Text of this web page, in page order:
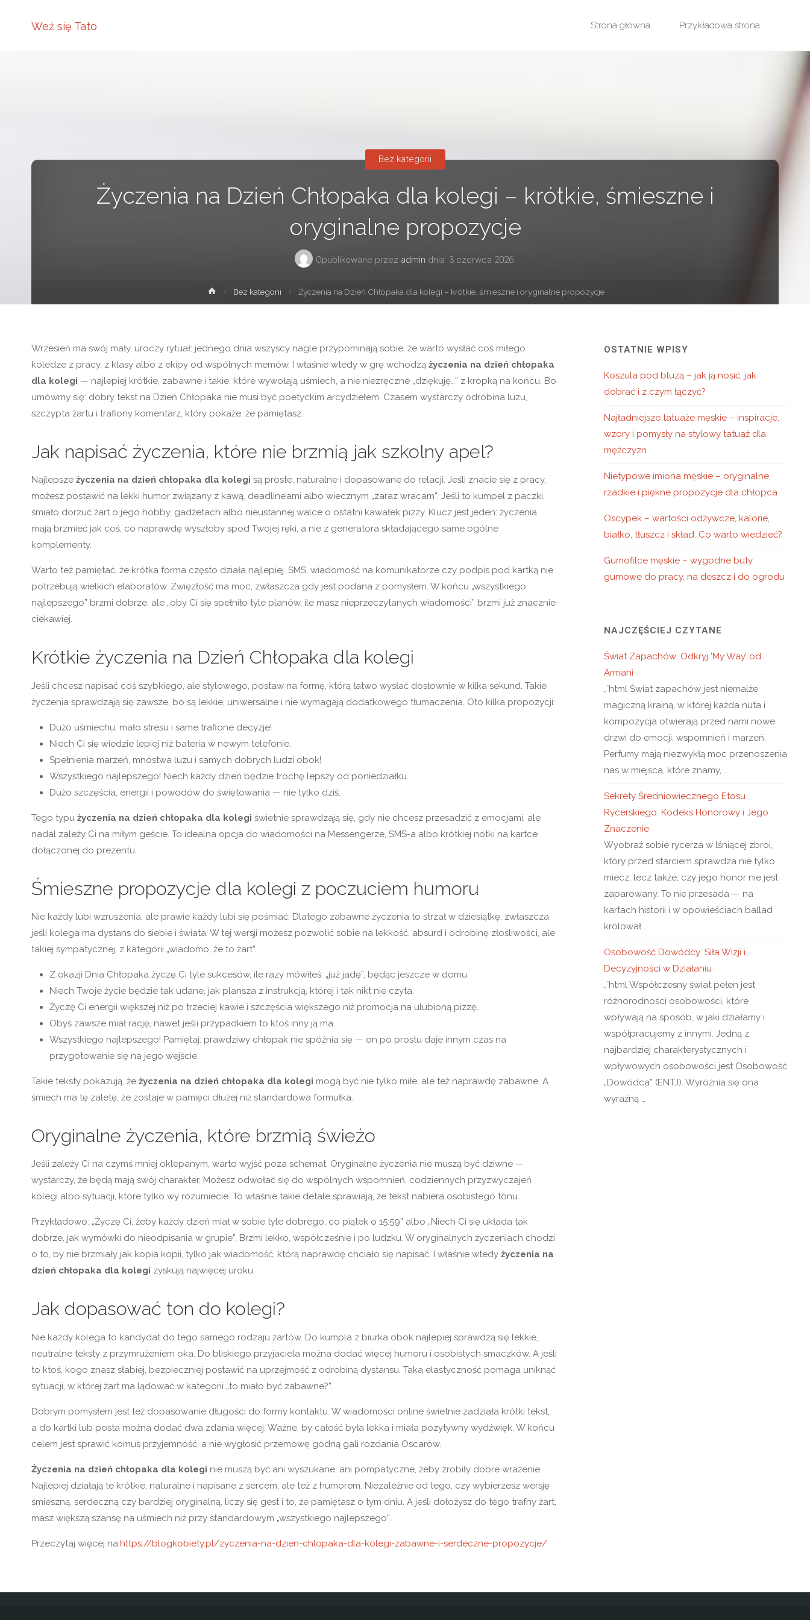
Weź się Tato Strona główna Przykładowa strona
Życzenia na Dzień Chłopaka dla kolegi – krótkie, śmieszne i
oryginalne propozycje
Opublikowane przez admin dnia 3 czerwca 2026
Bez kategorii
Strona
główna
Bez kategorii Życzenia na Dzień Chłopaka dla kolegi – krótkie, śmieszne i oryginalne propozycje
Wrzesień ma swój mały, uroczy rytuał: jednego dnia wszyscy nagle przypominają sobie, że warto wysłać coś miłego
koledze z pracy, z klasy albo z ekipy od wspólnych memów. I właśnie wtedy w grę wchodzą życzenia na dzień chłopaka
dla kolegi — najlepiej krótkie, zabawne i takie, które wywołają uśmiech, a nie niezręczne „dziękuję…” z kropką na końcu. Bo
umówmy się: dobry tekst na Dzień Chłopaka nie musi być poetyckim arcydziełem. Czasem wystarczy odrobina luzu,
szczypta żartu i trafiony komentarz, który pokaże, że pamiętasz.
Jak napisać życzenia, które nie brzmią jak szkolny apel?
Najlepsze życzenia na dzień chłopaka dla kolegi są proste, naturalne i dopasowane do relacji. Jeśli znacie się z pracy,
możesz postawić na lekki humor związany z kawą, deadline’ami albo wiecznym „zaraz wracam”. Jeśli to kumpel z paczki,
śmiało dorzuć żart o jego hobby, gadżetach albo nieustannej walce o ostatni kawałek pizzy. Klucz jest jeden: życzenia
mają brzmieć jak coś, co naprawdę wyszłoby spod Twojej ręki, a nie z generatora składającego same ogólne
komplementy.
Warto też pamiętać, że krótka forma często działa najlepiej. SMS, wiadomość na komunikatorze czy podpis pod kartką nie
potrzebują wielkich elaboratów. Zwięzłość ma moc, zwłaszcza gdy jest podana z pomysłem. W końcu „wszystkiego
najlepszego” brzmi dobrze, ale „oby Ci się spełniło tyle planów, ile masz nieprzeczytanych wiadomości” brzmi już znacznie
ciekawiej.
Krótkie życzenia na Dzień Chłopaka dla kolegi
Jeśli chcesz napisać coś szybkiego, ale stylowego, postaw na formę, którą łatwo wysłać dosłownie w kilka sekund. Takie
życzenia sprawdzają się zawsze, bo są lekkie, uniwersalne i nie wymagają dodatkowego tłumaczenia. Oto kilka propozycji:
Dużo uśmiechu, mało stresu i same trafione decyzje!
Niech Ci się wiedzie lepiej niż bateria w nowym telefonie.
Spełnienia marzeń, mnóstwa luzu i samych dobrych ludzi obok!
Wszystkiego najlepszego! Niech każdy dzień będzie trochę lepszy od poniedziałku.
Dużo szczęścia, energii i powodów do świętowania — nie tylko dziś.
Tego typu życzenia na dzień chłopaka dla kolegi świetnie sprawdzają się, gdy nie chcesz przesadzić z emocjami, ale
nadal zależy Ci na miłym geście. To idealna opcja do wiadomości na Messengerze, SMS-a albo krótkiej notki na kartce
dołączonej do prezentu.
Śmieszne propozycje dla kolegi z poczuciem humoru
Nie każdy lubi wzruszenia, ale prawie każdy lubi się pośmiać. Dlatego zabawne życzenia to strzał w dziesiątkę, zwłaszcza
jeśli kolega ma dystans do siebie i świata. W tej wersji możesz pozwolić sobie na lekkość, absurd i odrobinę złośliwości, ale
takiej sympatycznej, z kategorii „wiadomo, że to żart”.
Z okazji Dnia Chłopaka życzę Ci tyle sukcesów, ile razy mówiłeś: „już jadę”, będąc jeszcze w domu.
Niech Twoje życie będzie tak udane, jak plansza z instrukcją, której i tak nikt nie czyta.
Życzę Ci energii większej niż po trzeciej kawie i szczęścia większego niż promocja na ulubioną pizzę.
Obyś zawsze miał rację, nawet jeśli przypadkiem to ktoś inny ją ma.
Wszystkiego najlepszego! Pamiętaj: prawdziwy chłopak nie spóźnia się — on po prostu daje innym czas na
przygotowanie się na jego wejście.
Takie teksty pokazują, że życzenia na dzień chłopaka dla kolegi mogą być nie tylko miłe, ale też naprawdę zabawne. A
śmiech ma tę zaletę, że zostaje w pamięci dłużej niż standardowa formułka.
Oryginalne życzenia, które brzmią świeżo
Jeśli zależy Ci na czymś mniej oklepanym, warto wyjść poza schemat. Oryginalne życzenia nie muszą być dziwne —
wystarczy, że będą mają swój charakter. Możesz odwołać się do wspólnych wspomnień, codziennych przyzwyczajeń
kolegi albo sytuacji, które tylko wy rozumiecie. To właśnie takie detale sprawiają, że tekst nabiera osobistego tonu.
Przykładowo: „Życzę Ci, żeby każdy dzień miał w sobie tyle dobrego, co piątek o 15:59” albo „Niech Ci się układa tak
dobrze, jak wymówki do nieodpisania w grupie”. Brzmi lekko, współcześnie i po ludzku. W oryginalnych życzeniach chodzi
o to, by nie brzmiały jak kopia kopii, tylko jak wiadomość, którą naprawdę chciało się napisać. I właśnie wtedy życzenia na
dzień chłopaka dla kolegi zyskują najwięcej uroku.
Jak dopasować ton do kolegi?
Nie każdy kolega to kandydat do tego samego rodzaju żartów. Do kumpla z biurka obok najlepiej sprawdzą się lekkie,
neutralne teksty z przymrużeniem oka. Do bliskiego przyjaciela można dodać więcej humoru i osobistych smaczków. A jeśli
to ktoś, kogo znasz słabiej, bezpieczniej postawić na uprzejmość z odrobiną dystansu. Taka elastyczność pomaga uniknąć
sytuacji, w której żart ma lądować w kategorii „to miało być zabawne?”.
Dobrym pomysłem jest też dopasowanie długości do formy kontaktu. W wiadomości online świetnie zadziała krótki tekst,
a do kartki lub posta można dodać dwa zdania więcej. Ważne, by całość była lekka i miała pozytywny wydźwięk. W końcu
celem jest sprawić komuś przyjemność, a nie wygłosić przemowę godną gali rozdania Oscarów.
Życzenia na dzień chłopaka dla kolegi nie muszą być ani wyszukane, ani pompatyczne, żeby zrobiły dobre wrażenie.
Najlepiej działają te krótkie, naturalne i napisane z sercem, ale też z humorem. Niezależnie od tego, czy wybierzesz wersję
śmieszną, serdeczną czy bardziej oryginalną, liczy się gest i to, że pamiętasz o tym dniu. A jeśli dołożysz do tego trafny żart,
masz większą szansę na uśmiech niż przy standardowym „wszystkiego najlepszego”.
Przeczytaj więcej na:https://blogkobiety.pl/zyczenia-na-dzien-chlopaka-dla-kolegi-zabawne-i-serdeczne-propozycje/
OSTATNIE WPISY
Koszula pod bluzą – jak ją nosić, jak
dobrać i z czym łączyć?
Najładniejsze tatuaże męskie – inspiracje,
wzory i pomysły na stylowy tatuaż dla
mężczyzn
Nietypowe imiona męskie – oryginalne,
rzadkie i piękne propozycje dla chłopca
Oscypek – wartości odżywcze, kalorie,
białko, tłuszcz i skład. Co warto wiedzieć?
Gumofilce męskie – wygodne buty
gumowe do pracy, na deszcz i do ogrodu
NAJCZĘŚCIEJ CZYTANE
Świat Zapachów: Odkryj 'My Way’ od
Armani
„`html Świat zapachów jest niemalże
magiczną krainą, w której każda nuta i
kompozycja otwierają przed nami nowe
drzwi do emocji, wspomnień i marzeń.
Perfumy mają niezwykłą moc przenoszenia
nas w miejsca, które znamy, …
Sekrety Średniowiecznego Etosu
Rycerskiego: Kodeks Honorowy i Jego
Znaczenie
Wyobraź sobie rycerza w lśniącej zbroi,
który przed starciem sprawdza nie tylko
miecz, lecz także, czy jego honor nie jest
zaparowany. To nie przesada — na
kartach historii i w opowieściach ballad
królował …
Osobowość Dowódcy: Siła Wizji i
Decyzyjności w Działaniu
„`html Współczesny świat pełen jest
różnorodności osobowości, które
wpływają na sposób, w jaki działamy i
współpracujemy z innymi. Jedną z
najbardziej charakterystycznych i
wpływowych osobowości jest Osobowość
„Dowódca” (ENTJ). Wyróżnia się ona
wyraźną …